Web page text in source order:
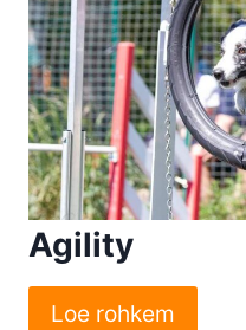
Agility
Loe rohkem